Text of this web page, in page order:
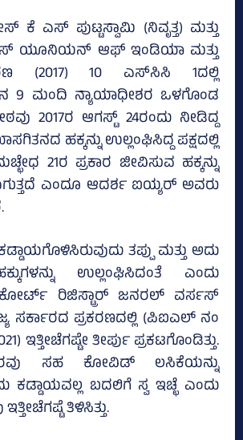
ಕೆ ಎಸ್‌ ಪುಟ್ಟಸ್ವಾಮಿ (ನಿವೃತ್ತ) ಮತ್ತು
ಯೂನಿಯನ್‌ ಆಫ್ ಇಂಡಿಯಾ ಮತ್ತು
(2017) 10 ಎಸ್‌ಸಿಸಿ 1ದಲ್ಲಿ
9 ಮಂದಿ ನ್ಯಾಯಾಧೀಶರ ಒಳಗೊಂಡ
2017ರ ಆಗಸ್ಟ್‌ 24ರಂದು ನೀಡಿದ್ದ
ಹಕ್ಕನ್ನು ಉಲ್ಲಂಘಿಸಿದ್ದ ಪಕ್ಷದಲ್ಲಿ
21ರ ಪ್ರಕಾರ ಜೀವಿಸುವ ಹಕ್ಕನ್ನು
ಎಂದೂ ಆದರ್ಶ ಐಯ್ಯರ್‌ ಅವರು
ತಪ್ಪು ಮತ್ತು ಅದು
ಉಲ್ಲಂಘಿಸಿದಂತೆ ಎಂದು
ರಿಜಿಸ್ಟ್ರಾರ್‌ ಜನರಲ್‌ ವರ್ಸಸ್‌
ಸರ್ಕಾರದ ಪ್ರಕರಣದಲ್ಲಿ (ಪಿಐಎಲ್‌ ನಂ
ಇತ್ತೀಚೆಗಷ್ಟೇ ತೀರ್ಪು ಪ್ರಕಟಗೊಂಡಿತ್ತು.
ಸಹ ಕೋವಿಡ್‌ ಲಸಿಕೆಯನ್ನು
ಕಡ್ಡಾಯವಲ್ಲ ಬದಲಿಗೆ ಸ್ವ ಇಚ್ಛೆ ಎಂದು
ತಿಳಿಸಿತ್ತು.